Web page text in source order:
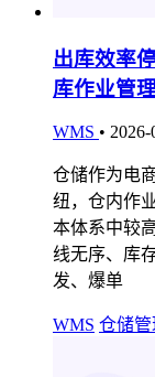
出库效率
库作业管
WMS • 2026-
仓储作为电
纽，仓内作
本体系中较
线无序、库
发、爆单
WMS 仓储管